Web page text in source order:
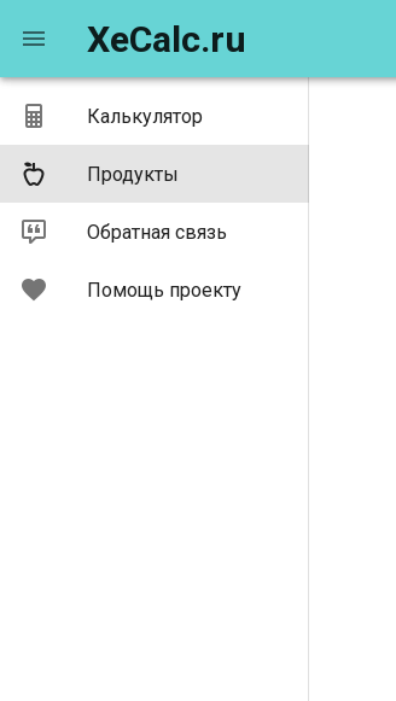
Калькулятор
Продукты
Обратная связь
Помощь проекту
XeCalc.ru